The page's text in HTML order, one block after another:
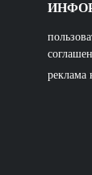
реклама